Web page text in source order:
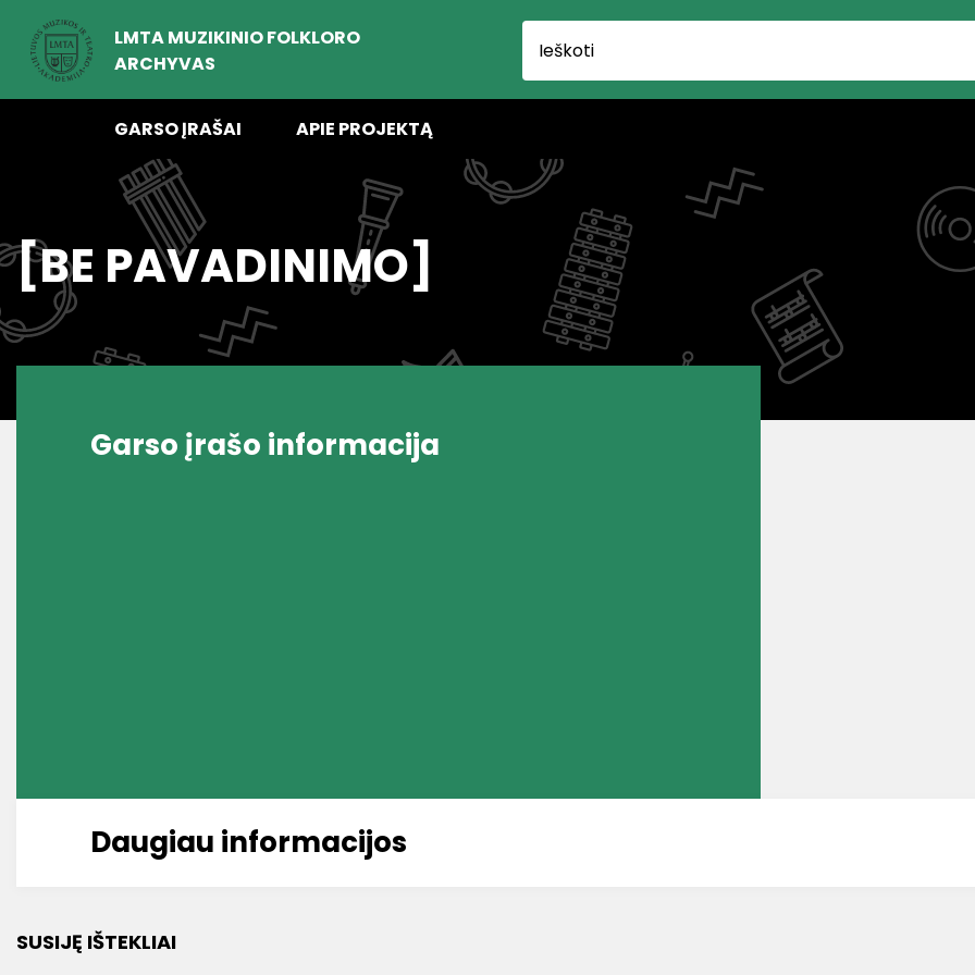
LMTA MUZIKINIO FOLKLORO
ARCHYVAS
GARSO ĮRAŠAI APIE PROJEKTĄ
[BE PAVADINIMO]
Garso įrašo informacija
Daugiau informacijos
SUSIJĘ IŠTEKLIAI